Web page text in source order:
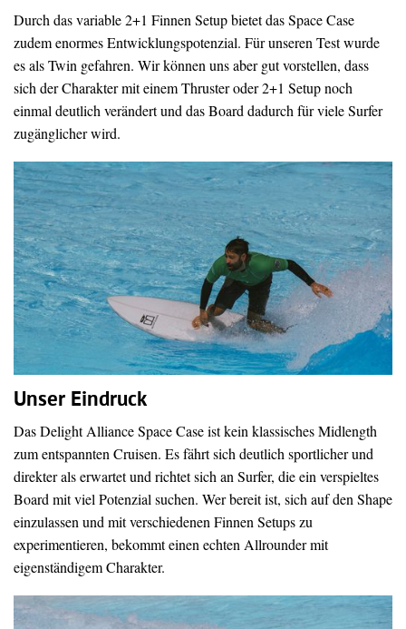
Durch das variable 2+1 Finnen Setup bietet das Space Case
zudem enormes Entwicklungspotenzial. Für unseren Test wurde
es als Twin gefahren. Wir können uns aber gut vorstellen, dass
sich der Charakter mit einem Thruster oder 2+1 Setup noch
einmal deutlich verändert und das Board dadurch für viele Surfer
zugänglicher wird.
Unser Eindruck
Das Delight Alliance Space Case ist kein klassisches Midlength
zum entspannten Cruisen. Es fährt sich deutlich sportlicher und
direkter als erwartet und richtet sich an Surfer, die ein verspieltes
Board mit viel Potenzial suchen. Wer bereit ist, sich auf den Shape
einzulassen und mit verschiedenen Finnen Setups zu
experimentieren, bekommt einen echten Allrounder mit
eigenständigem Charakter.